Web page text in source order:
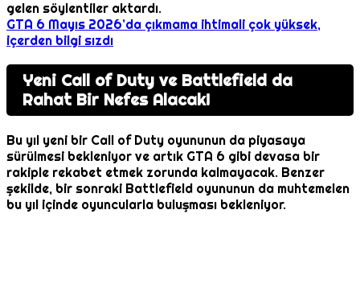
GTA 6 Mayıs 2026’da çıkmama ihtimali çok yüksek,
içerden bilgi sızdı
Yeni Call of Duty ve Battlefield da
Rahat Bir Nefes Alacak!
Bu yıl yeni bir Call of Duty oyununun da piyasaya
sürülmesi bekleniyor ve artık GTA 6 gibi devasa bir
rakiple rekabet etmek zorunda kalmayacak. Benzer
şekilde, bir sonraki Battlefield oyununun da muhtemelen
bu yıl içinde oyuncularla buluşması bekleniyor.